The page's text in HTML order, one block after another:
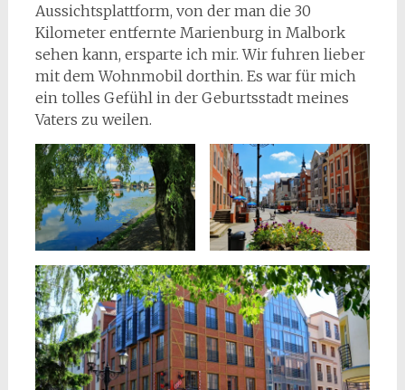
Aussichtsplattform, von der man die 30
Kilometer entfernte Marienburg in Malbork
sehen kann, ersparte ich mir. Wir fuhren lieber
mit dem Wohnmobil dorthin. Es war für mich
ein tolles Gefühl in der Geburtsstadt meines
Vaters zu weilen.